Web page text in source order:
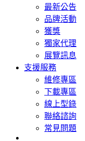
最新公告
品牌活動
獲獎
獨家代理
展覽訊息
支援服務
維修專區
下載專區
線上型錄
聯絡諮詢
常見問題